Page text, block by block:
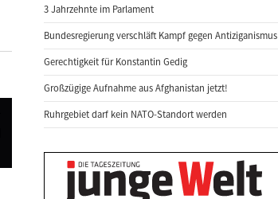
3 Jahrzehnte im Parlament
Bundesregierung verschläft Kampf gegen Antiziganismus
Gerechtigkeit für Konstantin Gedig
Großzügige Aufnahme aus Afghanistan jetzt!
Ruhrgebiet darf kein NATO-Standort werden